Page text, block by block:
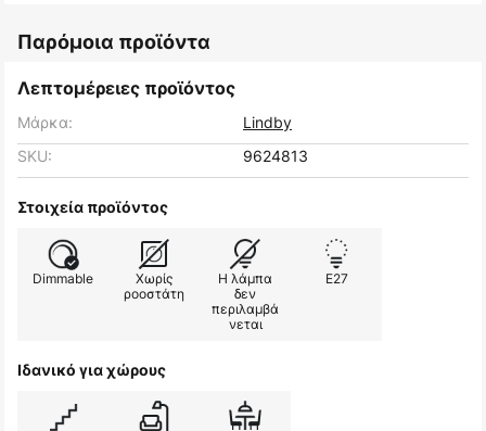
Παρόμοια προϊόντα
Λεπτομέρειες προϊόντος
Μάρκα:
Lindby
SKU:
9624813
Στοιχεία προϊόντος
Dimmable
Χωρίς
ροοστάτη
Η λάμπα
δεν
περιλαμβά
νεται
E27
Ιδανικό για χώρους